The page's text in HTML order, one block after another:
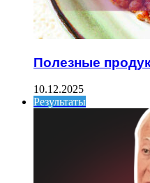
Полезные
10.12.2025
Результаты